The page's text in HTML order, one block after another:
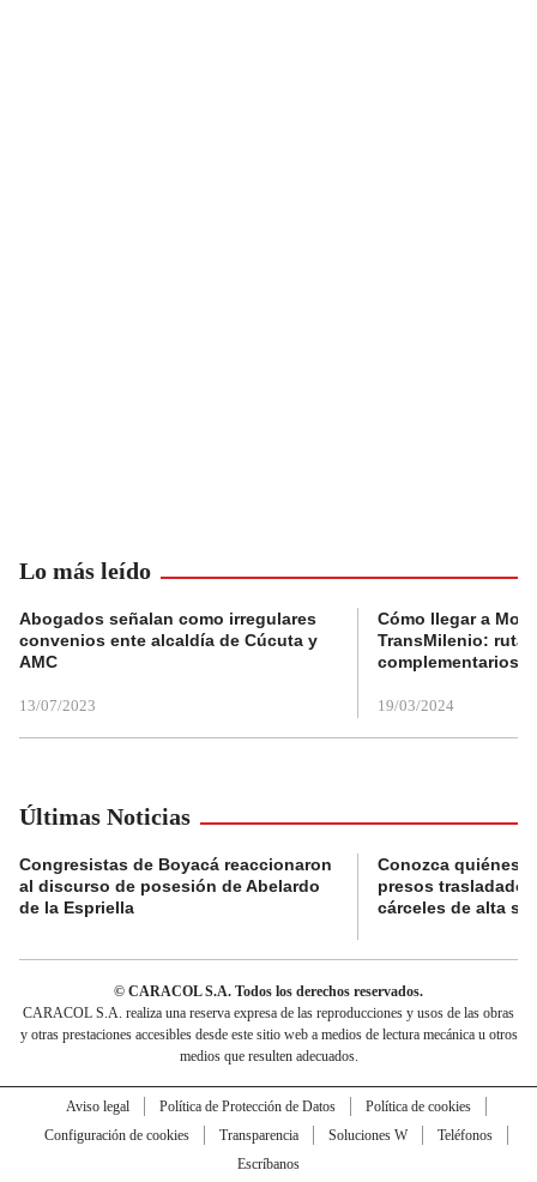
Lo más leído
Abogados señalan como irregulares
convenios ente alcaldía de Cúcuta y
AMC
13/07/2023
Cómo llegar a
TransMilenio:
complementarios
19/03/2024
Últimas Noticias
Congresistas de Boyacá reaccionaron
al discurso de posesión de Abelardo
de la Espriella
Conozca quiénes
presos
cárceles de alta
© CARACOL S.A. Todos los derechos reservados.
CARACOL S.A. realiza una reserva expresa de las reproducciones y usos de las obras
y otras prestaciones accesibles desde este sitio web a medios de lectura mecánica u otros
medios que resulten adecuados.
Aviso legal Política de Protección de Datos
Política de cookies
Configuración de cookies
Transparencia Soluciones W
Teléfonos
Escríbanos